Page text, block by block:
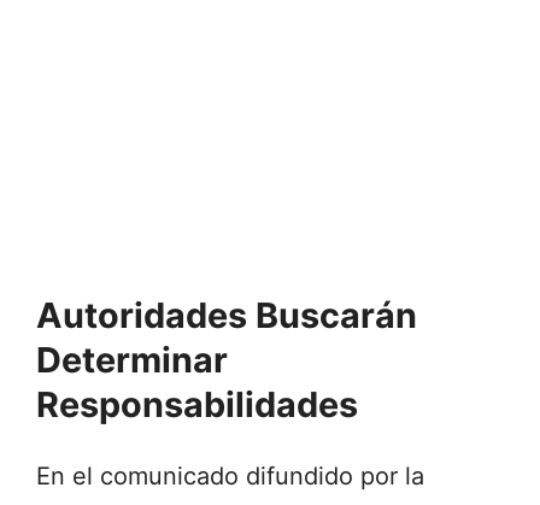
Autoridades Buscarán
Determinar
Responsabilidades
En el comunicado difundido por la